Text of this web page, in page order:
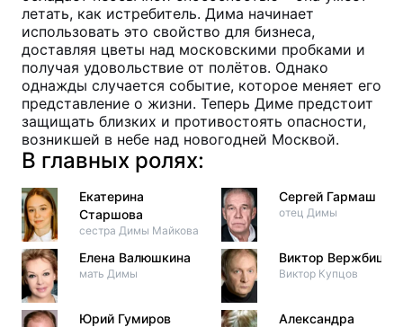
летать, как истребитель. Дима начинает
использовать это свойство для бизнеса,
доставляя цветы над московскими пробками и
получая удовольствие от полётов. Однако
однажды случается событие, которое меняет его
представление о жизни. Теперь Диме предстоит
защищать близких и противостоять опасности,
возникшей в небе над новогодней Москвой.
В главных ролях:
Екатерина
Старшова
сестра Димы Майкова
Елена Валюшкина
мать Димы
Юрий Гумиров
Сергей Гармаш
отец Димы
Виктор
Виктор Купцов
Александра